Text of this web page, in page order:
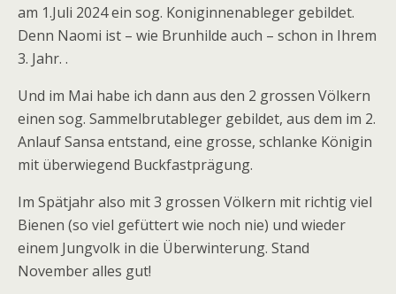
am 1.Juli 2024 ein sog. Koniginnenableger gebildet.
Denn Naomi ist – wie Brunhilde auch – schon in Ihrem
3. Jahr. .
Und im Mai habe ich dann aus den 2 grossen Völkern
einen sog. Sammelbrutableger gebildet, aus dem im 2.
Anlauf Sansa entstand, eine grosse, schlanke Königin
mit überwiegend Buckfastprägung.
Im Spätjahr also mit 3 grossen Völkern mit richtig viel
Bienen (so viel gefüttert wie noch nie) und wieder
einem Jungvolk in die Überwinterung. Stand
November alles gut!